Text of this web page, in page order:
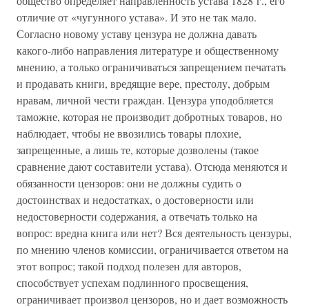
отличие от «чугунного устава». И это не так мало.
Согласно новому уставу цензура не должна давать
какого-либо направления литературе и общественному
мнению, а только ограничиваться запрещением печатать
и продавать книги, вредящие вере, престолу, добрым
нравам, личной чести граждан. Цензура уподобляется
таможне, которая не производит добротных товаров, но
наблюдает, чтобы не ввозились товары плохие,
запрещенные, а лишь те, которые дозволены (такое
сравнение дают составители устава). Отсюда меняются и
обязанности цензоров: они не должны судить о
достоинствах и недостатках, о достоверности или
недостоверности содержания, а отвечать только на
вопрос: вредна книга или нет? Вся деятельность цензуры,
по мнению членов комиссии, ограничивается ответом на
этот вопрос; такой подход полезен для авторов,
способствует успехам подлинного просвещения,
ограничивает произвол цензоров, но и дает возможность